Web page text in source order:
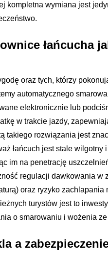
kompletna wymiana jest
łańcucha
oraz tych, którzy
automatycznego
elektronicznie lub
w trakcie jazdy,
takiego rozwiązania jest
łańcuch jest stale wilgotny
im na penetrację
regulacji dawkowania w
oraz ryzyko zachlapania
turystów jest to
o smarowaniu i wożenia
a